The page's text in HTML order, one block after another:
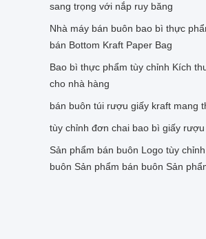
sang trọng với nắp ruy băng
Nhà máy bán buôn bao bì thực
bán Bottom Kraft Paper Bag
Bao bì thực phẩm tùy chỉnh Kích
cho nhà hàng
bán buôn túi rượu giấy kraft mang
tùy chỉnh đơn chai bao bì giấy
Sản phẩm bán buôn Logo tùy
buôn Sản phẩm bán buôn Sản